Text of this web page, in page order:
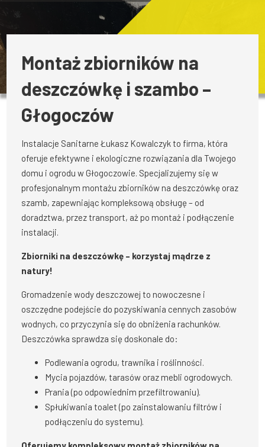
Montaż zbiorników na
deszczówkę i szambo –
Głogoczów
Instalacje Sanitarne Łukasz Kowalczyk to firma, która
oferuje efektywne i ekologiczne rozwiązania dla Twojego
domu i ogrodu w Głogoczowie. Specjalizujemy się w
profesjonalnym montażu zbiorników na deszczówkę oraz
szamb, zapewniając kompleksową obsługę – od
doradztwa, przez transport, aż po montaż i podłączenie
instalacji.
Zbiorniki na deszczówkę – korzystaj mądrze z
natury!
Gromadzenie wody deszczowej to nowoczesne i
oszczędne podejście do pozyskiwania cennych zasobów
wodnych, co przyczynia się do obniżenia rachunków.
Deszczówka sprawdza się doskonale do:
Podlewania ogrodu, trawnika i roślinności.
Mycia pojazdów, tarasów oraz mebli ogrodowych.
Prania (po odpowiednim przefiltrowaniu).
Spłukiwania toalet (po zainstalowaniu filtrów i
podłączeniu do systemu).